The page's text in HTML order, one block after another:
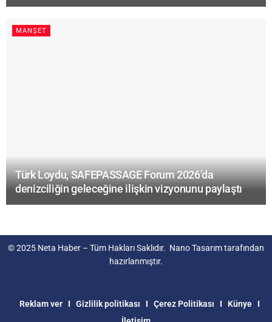
MANŞET
Türk Loydu, SAFEPASSAGE Forum 2026’da
denizciliğin geleceğine ilişkin vizyonunu paylaştı
© 2025 Neta Haber – Tüm Hakları Saklıdır. Nano Tasarımtarafından
hazırlanmıştır.
Reklam ver Gizlilik politikası Çerez Politikası
Künye